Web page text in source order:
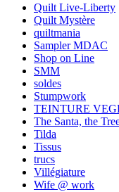
Quilt Live-Liberty
Quilt Mystère
quiltmania
Sampler MDAC
Shop on Line
SMM
soldes
Stumpwork
TEINTURE
The Santa, the
Tilda
Tissus
trucs
Villégiature
Wife @ work